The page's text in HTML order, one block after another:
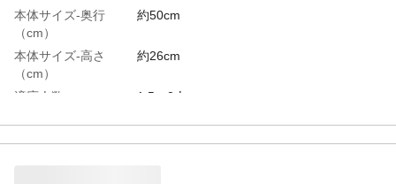
本体サイズ-奥行
（cm）
約50cm
本体サイズ-高さ
（cm）
約26cm
適応人数
1.5～2人